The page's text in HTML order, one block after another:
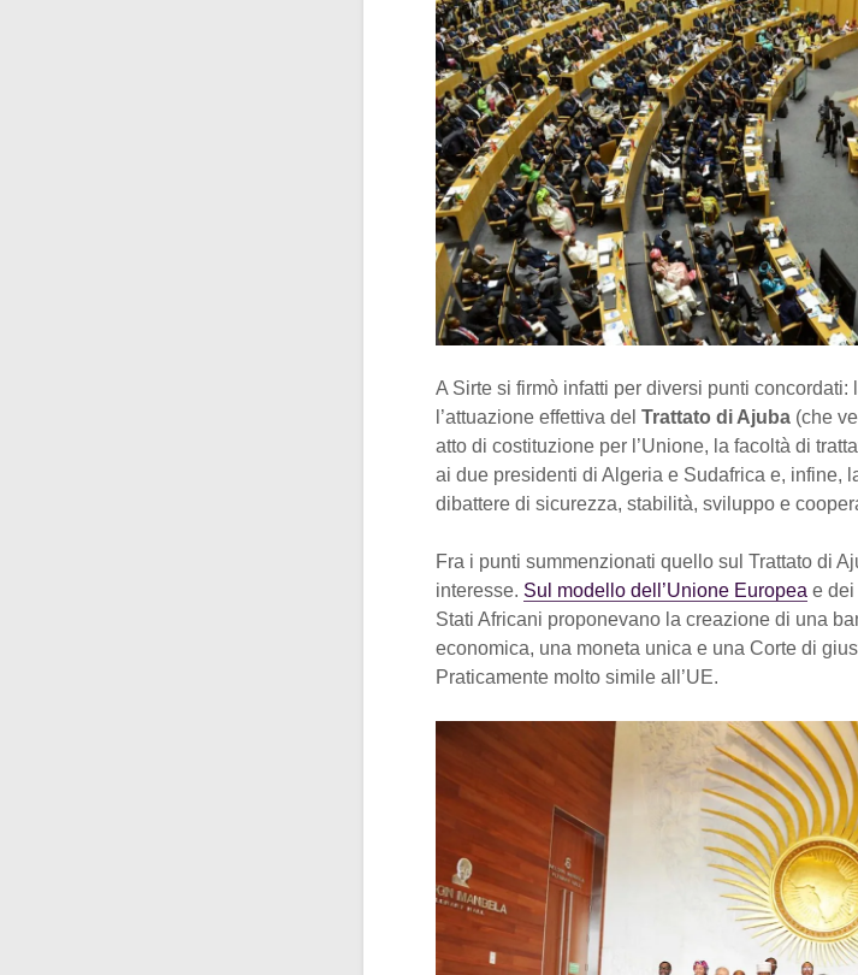
A Sirte si firmò infatti per diversi punti
l’attuazione effettiva del Trattato di Ajuba (che
atto di costituzione per l’Unione, la facoltà di
ai due presidenti di Algeria e Sudafrica e, infine,
dibattere di sicurezza, stabilità, sviluppo e
Fra i punti summenzionati quello sul Trattato di
interesse. Sul modello dell’Unione Europea e dei
Stati Africani proponevano la creazione di una
economica, una moneta unica e una Corte di
Praticamente molto simile all’UE.